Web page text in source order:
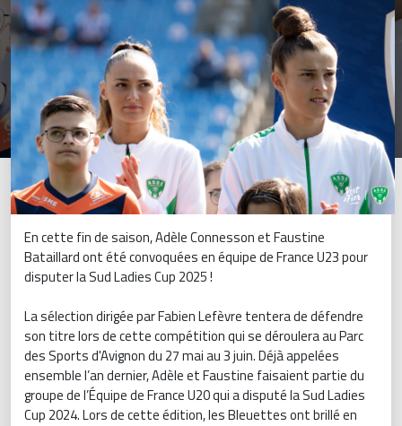
En cette fin de saison, Adèle Connesson et Faustine
Bataillard ont été convoquées en équipe de France U23 pour
disputer la Sud Ladies Cup 2025 !
La sélection dirigée par Fabien Lefèvre tentera de défendre
son titre lors de cette compétition qui se déroulera au Parc
des Sports d'Avignon du 27 mai au 3 juin. Déjà appelées
ensemble l’an dernier, Adèle et Faustine faisaient partie du
groupe de l’Équipe de France U20 qui a disputé la Sud Ladies
Cup 2024. Lors de cette édition, les Bleuettes ont brillé en